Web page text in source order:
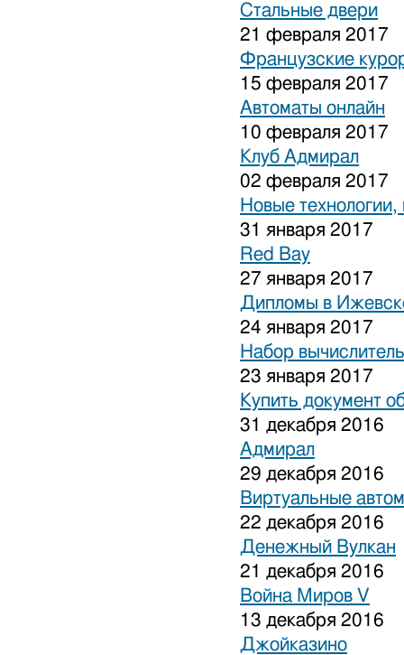
Стальные двери
21 февраля 2017
Французские
15 февраля 2017
Автоматы онлайн
10 февраля 2017
Клуб Адмирал
02 февраля 2017
Новые
31 января 2017
Red Bay
27 января 2017
Дипломы в
24 января 2017
Набор
23 января 2017
Купить документ
31 декабря 2016
Адмирал
29 декабря 2016
Виртуальные
22 декабря 2016
Денежный Вулкан
21 декабря 2016
Война Миров V
13 декабря 2016
Джойказино